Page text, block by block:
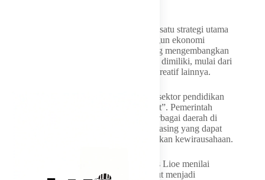
Program OVOP sendiri kini menjadi salah satu strategi utama
Pemerintah Provinsi NTT dalam membangun ekonomi
berbasis potensi lokal. Setiap desa didorong mengembangkan
produk unggulan sesuai sumber daya yang dimiliki, mulai dari
pangan olahan, kerajinan, hingga produk kreatif lainnya.
Konsep serupa bahkan mulai diperluas ke sektor pendidikan
melalui program “One School One Product”. Pemerintah
provinsi mendorong SMA dan SMK di berbagai daerah di
NTT memiliki produk unggulan masing-masing yang dapat
dikembangkan sebagai bagian dari pendidikan kewirausahaan.
Sementara itu, Bupati TTS Eduard Markus Lioe menilai
pelatihan dan bantuan alat produksi tersebut menjadi